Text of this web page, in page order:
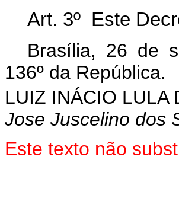
Art. 3º Este
Brasília, 26 de
136º da República.
LUIZ INÁCIO LULA
Jose Juscelino dos
Este texto não